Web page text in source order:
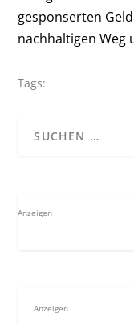
gesponserten
nachhaltigen Weg
Tags:
Anzeigen
Anzeigen